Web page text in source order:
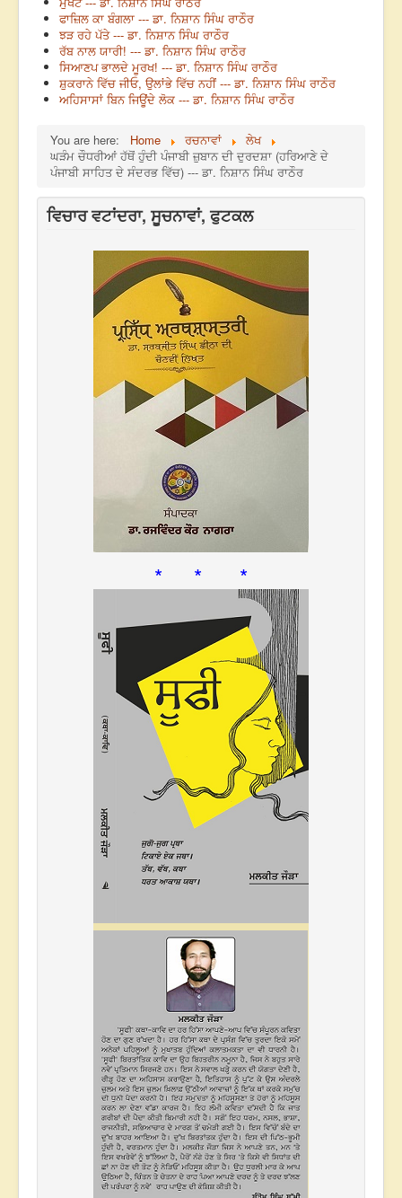
ਫਾਜ਼ਿਲ ਕਾ ਬੰਗਲਾ --- ਡਾ. ਨਿਸ਼ਾਨ ਸਿੰਘ ਰਾਠੌਰ
ਝੜ ਰਹੇ ਪੱਤੇ --- ਡਾ. ਨਿਸ਼ਾਨ ਸਿੰਘ ਰਾਠੌਰ
ਰੱਬ ਨਾਲ ਯਾਰੀ! --- ਡਾ. ਨਿਸ਼ਾਨ ਸਿੰਘ ਰਾਠੌਰ
ਸਿਆਣਪ ਭਾਲਦੇ ਮੂਰਖ! --- ਡਾ. ਨਿਸ਼ਾਨ ਸਿੰਘ ਰਾਠੌਰ
ਸ਼ੁਕਰਾਨੇ ਵਿੱਚ ਜੀਓ, ਉਲਾਂਭੇ ਵਿੱਚ ਨਹੀਂ --- ਡਾ. ਨਿਸ਼ਾਨ ਸਿੰਘ ਰਾਠੌਰ
ਅਹਿਸਾਸਾਂ ਬਿਨ ਜਿਊਂਦੇ ਲੋਕ --- ਡਾ. ਨਿਸ਼ਾਨ ਸਿੰਘ ਰਾਠੌਰ
You are here: Home ਰਚਨਾਵਾਂ
ਲੇਖ
ਘੜੰਮ ਚੌਧਰੀਆਂ ਹੱਥੋਂ ਹੁੰਦੀ ਪੰਜਾਬੀ ਜ਼ੁਬਾਨ ਦੀ ਦੁਰਦਸ਼ਾ (ਹਰਿਆਣੇ ਦੇ
ਪੰਜਾਬੀ ਸਾਹਿਤ ਦੇ ਸੰਦਰਭ ਵਿੱਚ) --- ਡਾ. ਨਿਸ਼ਾਨ ਸਿੰਘ ਰਾਠੌਰ
ਵਿਚਾਰ ਵਟਾਂਦਰਾ, ਸੂਚਨਾਵਾਂ, ਫੁਟਕਲ
* * *